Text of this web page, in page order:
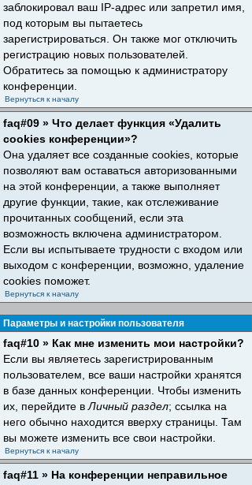
заблокировал ваш IP-адрес или запретил имя,
под которым вы пытаетесь
зарегистрироваться. Он также мог отключить
регистрацию новых пользователей.
Обратитесь за помощью к администратору
конференции.
Вернуться к началу
faq#09 » Что делает функция «Удалить
cookies конференции»?
Она удаляет все созданные cookies, которые
позволяют вам оставаться авторизованными
на этой конференции, а также выполняет
другие функции, такие, как отслеживание
прочитанных сообщений, если эта
возможность включена администратором.
Если вы испытываете трудности с входом или
выходом с конференции, возможно, удаление
cookies поможет.
Вернуться к началу
Параметры и настройки пользователя
faq#10 » Как мне изменить мои настройки?
Если вы являетесь зарегистрированным
пользователем, все ваши настройки хранятся
в базе данных конференции. Чтобы изменить
их, перейдите в Личный раздел; ссылка на
него обычно находится вверху страницы. Там
вы можете изменить все свои настройки.
Вернуться к началу
faq#11 » На конференции неправильное